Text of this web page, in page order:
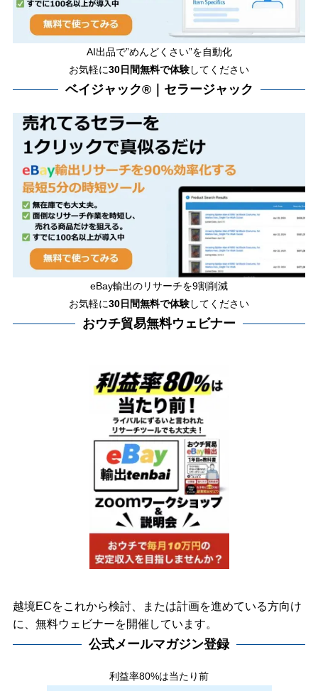
AI出品で”めんどくさい”を自動化
お気軽に30日間無料で体験してください
ベイジャック®｜セラージャック
eBay輸出のリサーチを9割削減
お気軽に30日間無料で体験してください
おウチ貿易無料ウェビナー
越境ECをこれから検討、または計画を進めている方向け
に、無料ウェビナーを開催しています。
公式メールマガジン登録
利益率80%は当たり前